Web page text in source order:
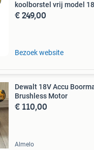
koolborstel vrij model
€ 249,00
Bezoek website
Dewalt 18V Accu
Brushless Motor
€ 110,00
Almelo